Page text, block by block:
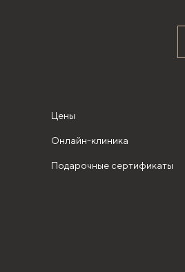
Цены
Онлайн-клиника
Подарочные сертификаты